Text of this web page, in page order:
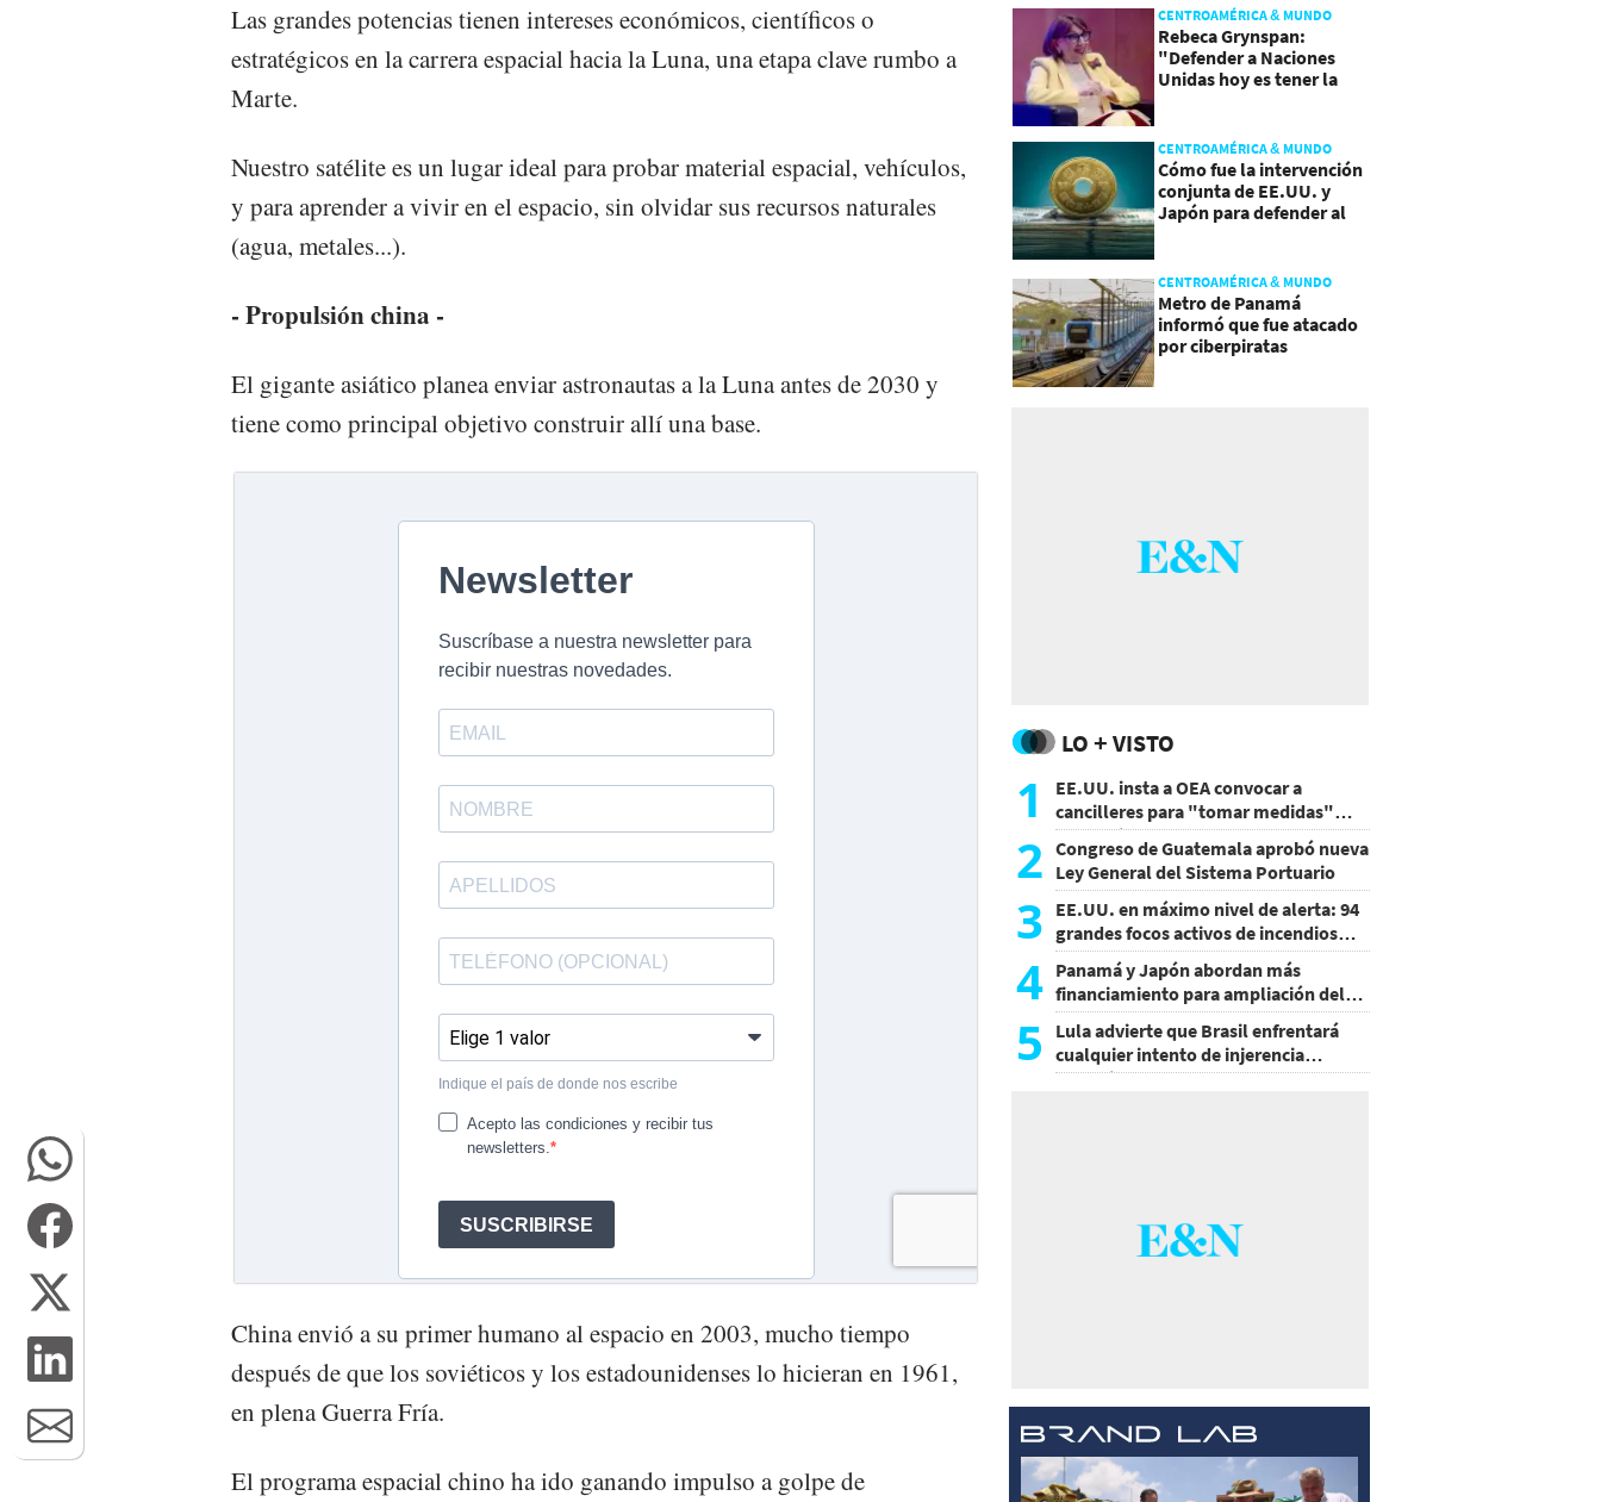
Las grandes potencias tienen intereses económicos, científicos o
estratégicos en la carrera espacial hacia la Luna, una etapa clave rumbo a
Marte.
Nuestro satélite es un lugar ideal para probar material espacial, vehículos,
y para aprender a vivir en el espacio, sin olvidar sus recursos naturales
(agua, metales...).
- Propulsión china -
El gigante asiático planea enviar astronautas a la Luna antes de 2030 y
tiene como principal objetivo construir allí una base.
China envió a su primer humano al espacio en 2003, mucho tiempo
después de que los soviéticos y los estadounidenses lo hicieran en 1961,
en plena Guerra Fría.
El programa espacial chino ha ido ganando impulso a golpe de
CENTROAMÉRICA & MUNDO
Rebeca Grynspan:
"Defender a Naciones
Unidas hoy es tener la
CENTROAMÉRICA & MUNDO
Cómo fue la intervención
conjunta de EE.UU. y
Japón para defender al
CENTROAMÉRICA & MUNDO
Metro de Panamá
informó que fue atacado
por ciberpiratas
LO + VISTO
1
EE.UU. insta a OEA convocar a
cancilleres para "tomar medidas"
sobre Nicaragua
2 Congreso de Guatemala aprobó nueva
Ley General del Sistema Portuario
3 EE.UU. en máximo nivel de alerta: 94
grandes focos activos de incendios
forestales
4 Panamá y Japón abordan más
financiamiento para ampliación del
metro
5
Lula advierte que Brasil enfrentará
cualquier intento de injerencia
extranjera